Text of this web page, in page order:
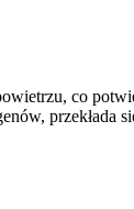
co
przekłada